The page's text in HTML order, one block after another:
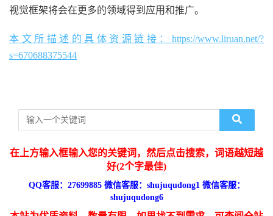
视觉框架将会在更多的领域得到应用和推广。
本文所描述的具体资源链接：https://www.liruan.net/?
s=670688375544
在上方输入框输入您的关键词，然后点击搜索，词语越短越
好(2个字最佳)
QQ客服：27699885 微信客服：shujuqudong1 微信客服：
shujuqudong6